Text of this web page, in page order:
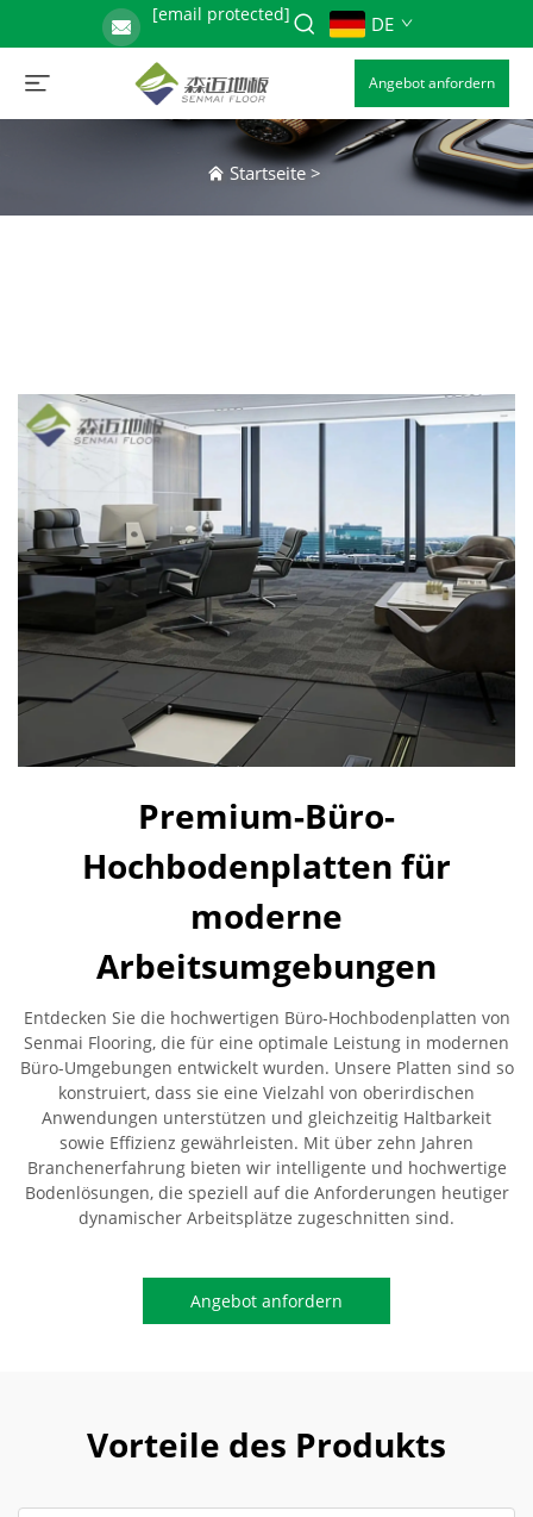
[email protected] DE
Angebot anfordern
Startseite>
Premium-Büro-
Hochbodenplatten für
moderne
Arbeitsumgebungen
Entdecken Sie die hochwertigen Büro-Hochbodenplatten von
Senmai Flooring, die für eine optimale Leistung in modernen
Büro-Umgebungen entwickelt wurden. Unsere Platten sind so
konstruiert, dass sie eine Vielzahl von oberirdischen
Anwendungen unterstützen und gleichzeitig Haltbarkeit
sowie Effizienz gewährleisten. Mit über zehn Jahren
Branchenerfahrung bieten wir intelligente und hochwertige
Bodenlösungen, die speziell auf die Anforderungen heutiger
dynamischer Arbeitsplätze zugeschnitten sind.
Angebot anfordern
Vorteile des Produkts